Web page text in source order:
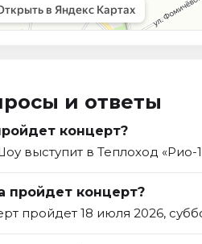
и ответы
концерт?
выступит в Теплоход
пройдет концерт?
пройдет 18 июля 2026,